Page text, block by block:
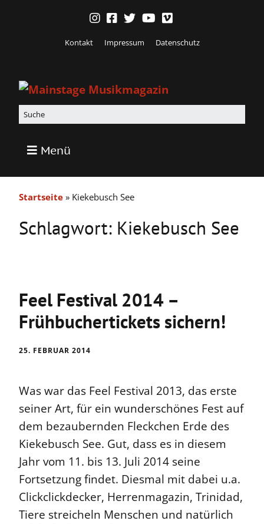
Kontakt Impressum Datenschutz
Menü
Startseite » Kiekebusch See
Schlagwort: Kiekebusch See
Feel Festival 2014 –
Frühbuchertickets sichern!
25. FEBRUAR 2014
Was war das Feel Festival 2013, das erste
seiner Art, für ein wunderschönes Fest auf
dem bezaubernden Fleckchen Erde des
Kiekebusch See. Gut, dass es in diesem
Jahr vom 11. bis 13. Juli 2014 seine
Fortsetzung findet. Diesmal mit dabei u.a.
Clickclickdecker, Herrenmagazin, Trinidad,
Tiere streicheln Menschen und natürlich